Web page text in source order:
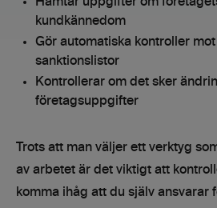
Hämtar uppgifter om
kundkännedom
Gör automatiska kontroller
sanktionslistor
Kontrollerar om det sker
företagsuppgifter
Trots att man väljer ett verktyg
av arbetet är det viktigt att
komma ihåg att du själv ansvarar